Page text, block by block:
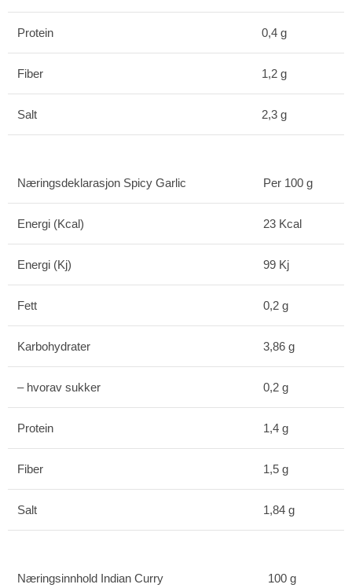
Protein 0,4 g
Fiber 1,2 g
Salt 2,3 g
Næringsdeklarasjon Spicy Garlic Per 100 g
Energi (Kcal) 23 Kcal
Energi (Kj) 99 Kj
Fett 0,2 g
Karbohydrater 3,86 g
– hvorav sukker 0,2 g
Protein 1,4 g
Fiber 1,5 g
Salt 1,84 g
Næringsinnhold Indian Curry 100 g